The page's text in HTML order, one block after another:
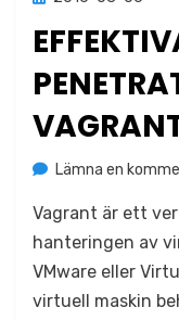
avJonas Lejon
Lämna en
Vagrant är ett
hanteringen av
VMware eller
virtuell maskin